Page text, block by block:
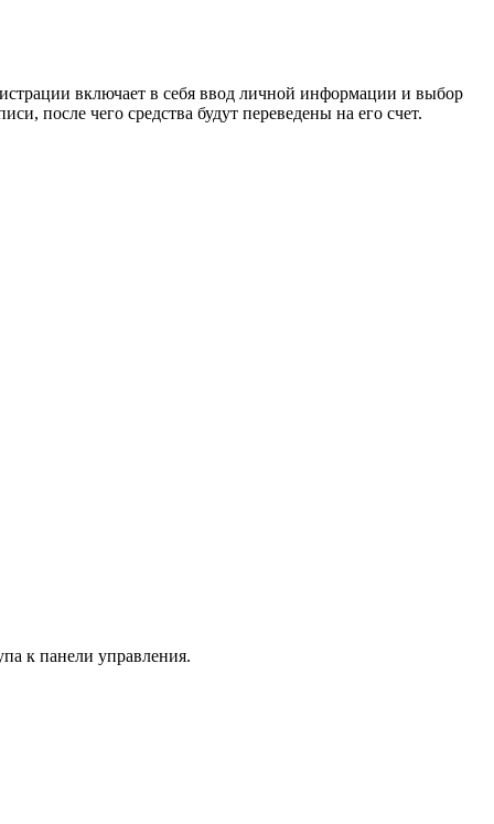
включает в себя ввод личной информации и выбор
после чего средства будут переведены на его счет.
к панели управления.